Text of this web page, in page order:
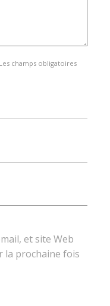
champs obligatoires
et site Web
la prochaine fois